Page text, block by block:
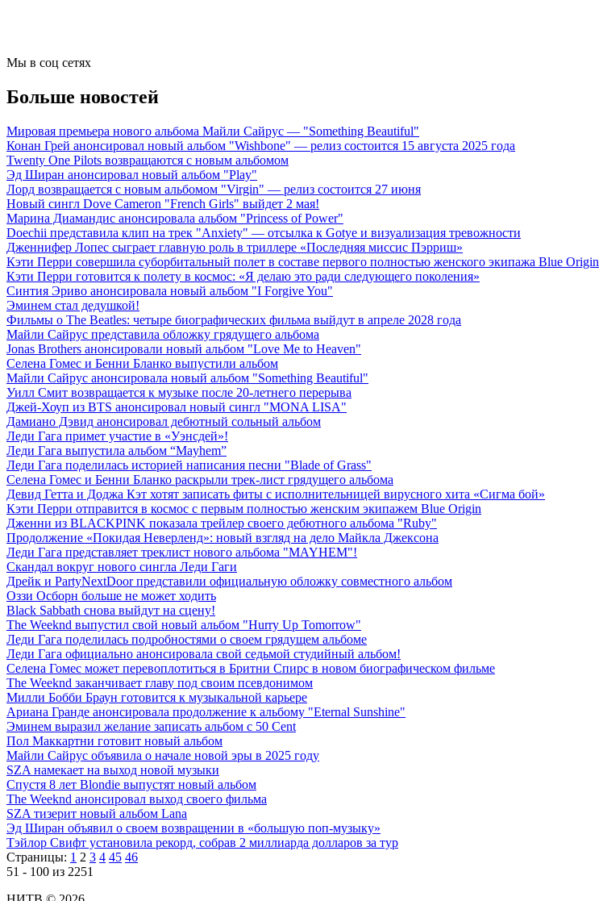
Мы в соц сетях
Больше новостей
Мировая премьера нового альбома Майли Сайрус — "Something Beautiful"
Конан Грей анонсировал новый альбом "Wishbone" — релиз состоится 15 августа 2025 года
Twenty One Pilots возвращаются с новым альбомом
Эд Ширан анонсировал новый альбом "Play"
Лорд возвращается с новым альбомом "Virgin" — релиз состоится 27 июня
Новый сингл Dove Cameron "French Girls" выйдет 2 мая!
Марина Диамандис анонсировала альбом "Princess of Power"
Doechii представила клип на трек "Anxiety" — отсылка к Gotye и визуализация тревожности
Дженнифер Лопес сыграет главную роль в триллере «Последняя миссис Пэрриш»
Кэти Перри совершила суборбитальный полет в составе первого полностью женского экипажа Blue Origin
Кэти Перри готовится к полету в космос: «Я делаю это ради следующего поколения»
Синтия Эриво анонсировала новый альбом "I Forgive You"
Эминем стал дедушкой!
Фильмы о The Beatles: четыре биографических фильма выйдут в апреле 2028 года
Майли Сайрус представила обложку грядущего альбома
Jonas Brothers анонсировали новый альбом "Love Me to Heaven"
Селена Гомес и Бенни Бланко выпустили альбом
Майли Сайрус анонсировала новый альбом "Something Beautiful"
Уилл Смит возвращается к музыке после 20-летнего перерыва
Джей-Хоуп из BTS анонсировал новый сингл "MONA LISA"
Дамиано Дэвид анонсировал дебютный сольный альбом
Леди Гага примет участие в «Уэнсдей»!
Леди Гага выпустила альбом “Mayhem”
Леди Гага поделилась историей написания песни "Blade of Grass"
Селена Гомес и Бенни Бланко раскрыли трек-лист грядущего альбома
Девид Гетта и Доджа Кэт хотят записать фиты с исполнительницей вирусного хита «Сигма бой»
Кэти Перри отправится в космос с первым полностью женским экипажем Blue Origin
Дженни из BLACKPINK показала трейлер своего дебютного альбома "Ruby"
Продолжение «Покидая Неверленд»: новый взгляд на дело Майкла Джексона
Леди Гага представляет треклист нового альбома "MAYHEM"!
Скандал вокруг нового сингла Леди Гаги
Дрейк и PartyNextDoor представили официальную обложку совместного альбом
Оззи Осборн больше не может ходить
Black Sabbath снова выйдут на сцену!
The Weeknd выпустил свой новый альбом "Hurry Up Tomorrow"
Леди Гага поделилась подробностями о своем грядущем альбоме
Леди Гага официально анонсировала свой седьмой студийный альбом!
Селена Гомес может перевоплотиться в Бритни Спирс в новом биографическом фильме
The Weeknd заканчивает главу под своим псевдонимом
Милли Бобби Браун готовится к музыкальной карьере
Ариана Гранде анонсировала продолжение к альбому "Eternal Sunshine"
Эминем выразил желание записать альбом с 50 Cent
Пол Маккартни готовит новый альбом
Майли Сайрус объявила о начале новой эры в 2025 году
SZA намекает на выход новой музыки
Спустя 8 лет Blondie выпустят новый альбом
The Weeknd анонсировал выход своего фильма
SZA тизерит новый альбом Lana
Эд Ширан объявил о своем возвращении в «большую поп-музыку»
Тэйлор Свифт установила рекорд, собрав 2 миллиарда долларов за тур
Страницы: 1 2 3 4 45 46
51 - 100 из 2251